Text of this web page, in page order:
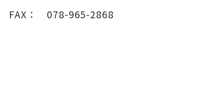
FAX：
078-965-2868